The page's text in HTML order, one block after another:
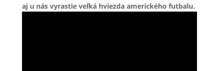
aj u nás vyrastie veľká hviezda amerického futbalu.